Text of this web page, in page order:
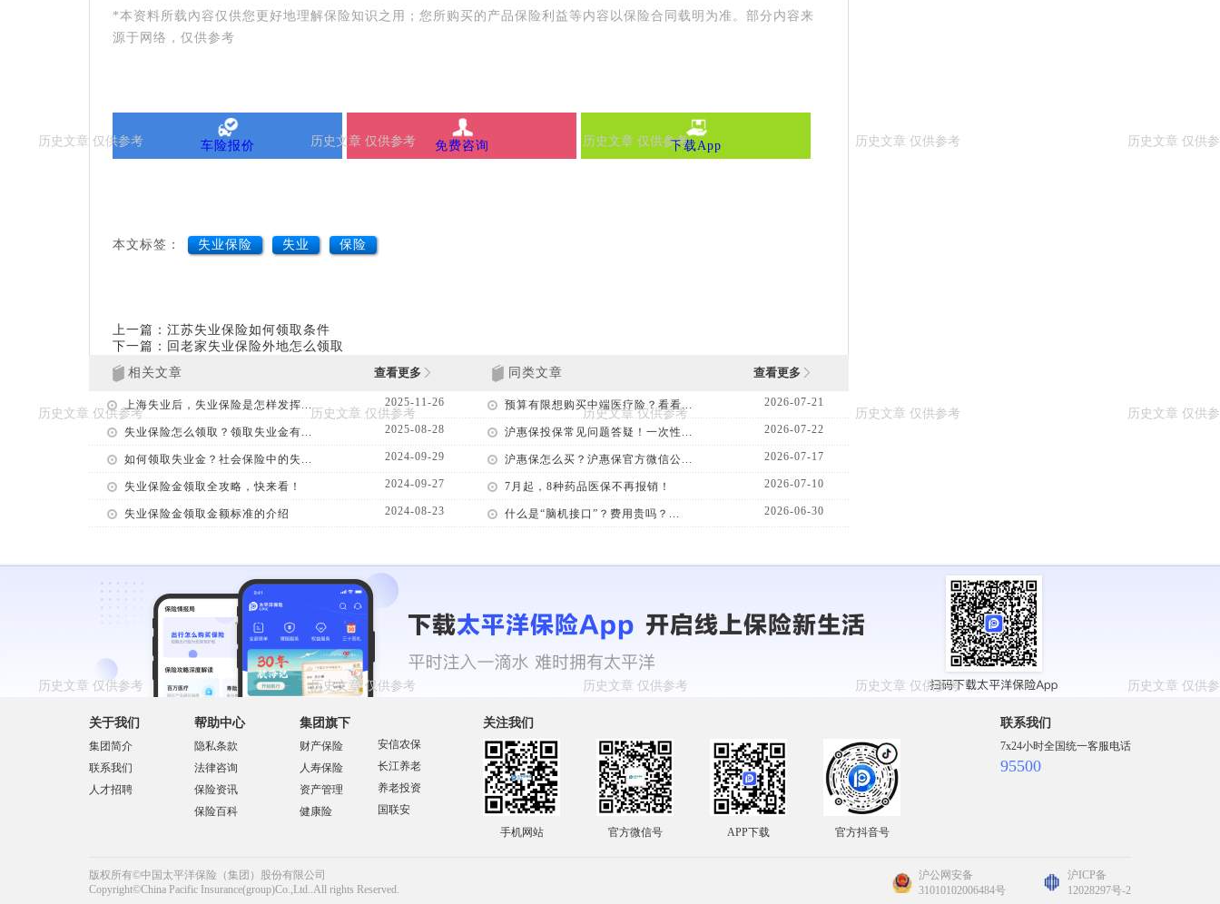
*本资料所载內容仅供您更好地理解保险知识之用；您所购买的产品保险利益等内容以保险合同载明为准。部分内容来
源于网络，仅供参考
车险报价 免费咨询 下载App
本文标签： 失业保险 失业 保险
上一篇：江苏失业保险如何领取条件
下一篇：回老家失业保险外地怎么领取
相关文章
查看更多
上海失业后，失业保险是怎样发挥... 2025-11-26
失业保险怎么领取？领取失业金有... 2025-08-28
如何领取失业金？社会保险中的失... 2024-09-29
失业保险金领取全攻略，快来看！ 2024-09-27
失业保险金领取金额标准的介绍 2024-08-23
同类文章 查看更多
预算有限想购买中端医疗险？看看... 2026-07-21
沪惠保投保常见问题答疑！一次性... 2026-07-22
沪惠保怎么买？沪惠保官方微信公... 2026-07-17
7月起，8种药品医保不再报销！ 2026-07-10
什么是“脑机接口”？费用贵吗？... 2026-06-30
关于我们
集团简介
联系我们
人才招聘
帮助中心
隐私条款
法律咨询
保险资讯
保险百科
集团旗下
财产保险
人寿保险
资产管理
健康险
安信农保
长江养老
养老投资
国联安
联系我们
7x24小时全国统一客服电话
95500
关注我们
手机网站 官方微信号 APP下载 官方抖音号
版权所有©中国太平洋保险（集团）股份有限公司
Copyright©China Pacific Insurance(group)Co.,Ltd..All rights Reserved.
沪ICP备
12028297号-2
沪公网安备
31010102006484号